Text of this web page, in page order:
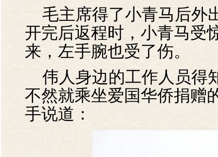
毛主席得了小青马后外
开完后返程时，小青马受
来，左手腕也受了伤。
伟人身边的工作人员得
不然就乘坐爱国华侨捐赠
手说道：